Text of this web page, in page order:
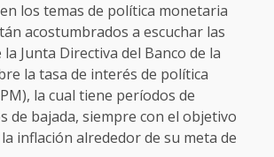
los temas de política monetaria
acostumbrados a escuchar las
la Junta Directiva del Banco de la
la tasa de interés de política
la cual tiene períodos de
de bajada, siempre con el objetivo
inflación alrededor de su meta de